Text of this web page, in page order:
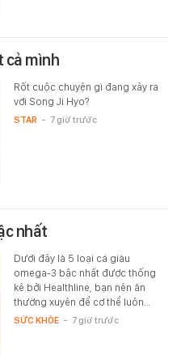
cả mình
Rốt cuộc chuyện gì đang xảy ra
với Song Ji Hyo?
STAR - 7 giờ trước
nhất
Dưới đây là 5 loại cá giàu
omega-3 bậc nhất được thống
kê bởi Healthline, bạn nên ăn
thường xuyên để cơ thể luôn…
SỨC KHỎE - 7 giờ trước